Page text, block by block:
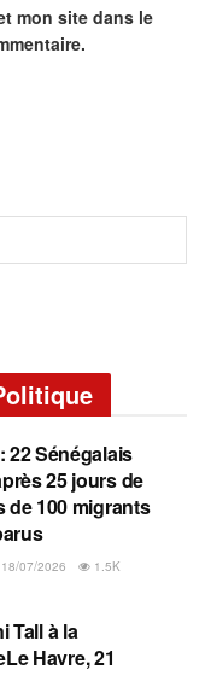
mon site dans le
22 Sénégalais
25 jours de
de 100 migrants
18/07/2026 1.5K
Tall à la
Havre, 21